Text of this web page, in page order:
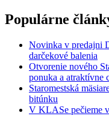
Populárne
Novinka v predajni
darčekové balenia
Otvorenie nového
ponuka a atraktívne
Staromestská
bitúnku
V KLASe pečieme